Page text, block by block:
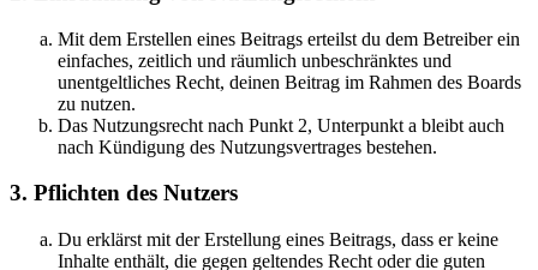
Mit dem Erstellen eines Beitrags erteilst du dem Betreiber ein
einfaches, zeitlich und räumlich unbeschränktes und
unentgeltliches Recht, deinen Beitrag im Rahmen des Boards
zu nutzen.
Das Nutzungsrecht nach Punkt 2, Unterpunkt a bleibt auch
nach Kündigung des Nutzungsvertrages bestehen.
3. Pflichten des Nutzers
Du erklärst mit der Erstellung eines Beitrags, dass er keine
Inhalte enthält, die gegen geltendes Recht oder die guten